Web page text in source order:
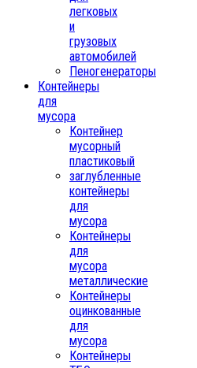
легковых
и
грузовых
автомобилей
Пеногенераторы
Контейнеры
для
мусора
Контейнер
мусорный
пластиковый
заглубленные
контейнеры
для
мусора
Контейнеры
для
мусора
металлические
Контейнеры
оцинкованные
для
мусора
Контейнеры